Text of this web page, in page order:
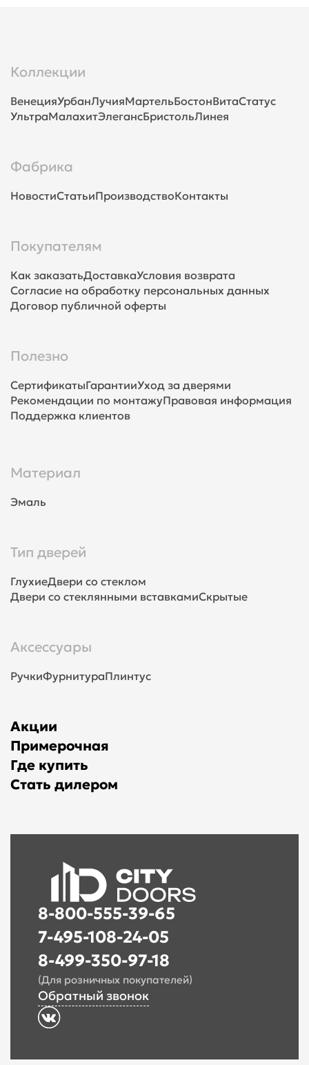
Коллекции
ВенецияУрбанЛучияМартельБостонВитаСтатус
УльтраМалахитЭлегансБристольЛинея
Фабрика
НовостиСтатьиПроизводствоКонтакты
Покупателям
Как заказатьДоставкаУсловия возврата
Согласие на обработку персональных данных
Договор публичной оферты
Полезно
СертификатыГарантииУход за дверями
Рекомендации по монтажуПравовая информация
Поддержка клиентов
Материал
Эмаль
Тип дверей
ГлухиеДвери со стеклом
Двери со стеклянными вставкамиСкрытые
Аксессуары
РучкиФурнитураПлинтус
Акции
Примерочная
Где купить
Стать дилером
8-800-555-39-65
7-495-108-24-05
8-499-350-97-18
(Для розничных покупателей)
Обратный звонок